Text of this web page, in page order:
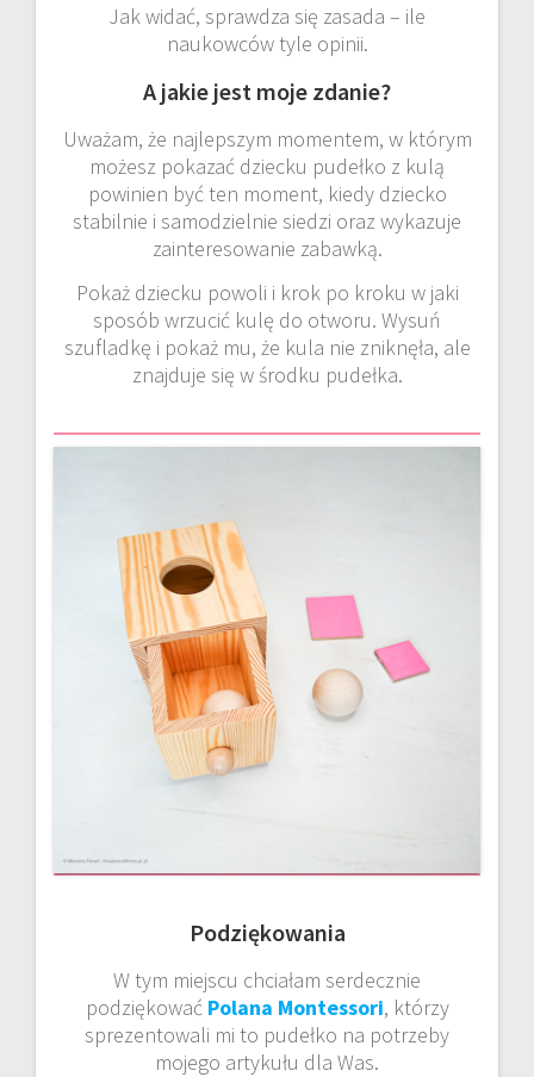
Jak widać, sprawdza się zasada – ile
naukowców tyle opinii.
A jakie jest moje zdanie?
Uważam, że najlepszym momentem, w którym
możesz pokazać dziecku pudełko z kulą
powinien być ten moment, kiedy dziecko
stabilnie i samodzielnie siedzi oraz wykazuje
zainteresowanie zabawką.
Pokaż dziecku powoli i krok po kroku w jaki
sposób wrzucić kulę do otworu. Wysuń
szufladkę i pokaż mu, że kula nie zniknęła, ale
znajduje się w środku pudełka.
Podziękowania
W tym miejscu chciałam serdecznie
podziękować Polana Montessori, którzy
sprezentowali mi to pudełko na potrzeby
mojego artykułu dla Was.